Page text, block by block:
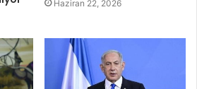
Haziran 22, 2026